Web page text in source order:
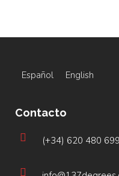
Español English
Contacto
(+34) 620 480 699